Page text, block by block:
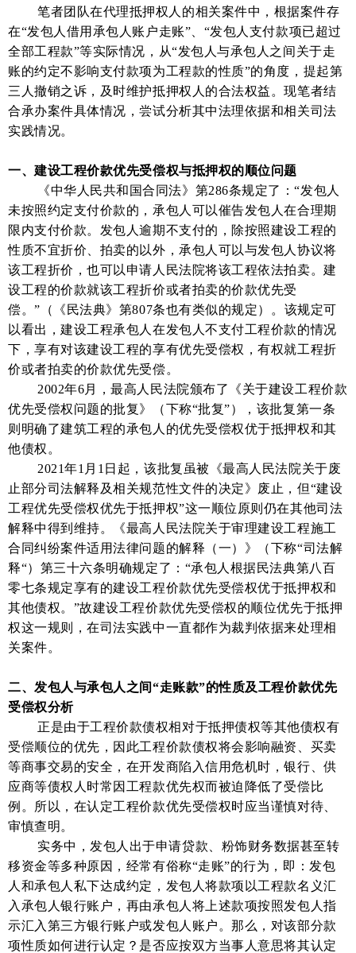
笔者团队在代理抵押权人的相关案件中，根据案件存
在“发包人借用承包人账户走账”、“发包人支付款项已超过
全部工程款”等实际情况，从“发包人与承包人之间关于走
账的约定不影响支付款项为工程款的性质”的角度，提起第
三人撤销之诉，及时维护抵押权人的合法权益。现笔者结
合承办案件具体情况，尝试分析其中法理依据和相关司法
实践情况。
一、建设工程价款优先受偿权与抵押权的顺位问题
《中华人民共和国合同法》第286条规定了：“发包人
未按照约定支付价款的，承包人可以催告发包人在合理期
限内支付价款。发包人逾期不支付的，除按照建设工程的
性质不宜折价、拍卖的以外，承包人可以与发包人协议将
该工程折价，也可以申请人民法院将该工程依法拍卖。建
设工程的价款就该工程折价或者拍卖的价款优先受
偿。”（《民法典》第807条也有类似的规定）。该规定可
以看出，建设工程承包人在发包人不支付工程价款的情况
下，享有对该建设工程的享有优先受偿权，有权就工程折
价或者拍卖的价款优先受偿。
2002年6月，最高人民法院颁布了《关于建设工程价款
优先受偿权问题的批复》（下称“批复”），该批复第一条
则明确了建筑工程的承包人的优先受偿权优于抵押权和其
他债权。
2021年1月1日起，该批复虽被《最高人民法院关于废
止部分司法解释及相关规范性文件的决定》废止，但“建设
工程优先受偿权优先于抵押权”这一顺位原则仍在其他司法
解释中得到维持。《最高人民法院关于审理建设工程施工
合同纠纷案件适用法律问题的解释（一）》（下称“司法解
释“）第三十六条明确规定了：“承包人根据民法典第八百
零七条规定享有的建设工程价款优先受偿权优于抵押权和
其他债权。”故建设工程价款优先受偿权的顺位优先于抵押
权这一规则，在司法实践中一直都作为裁判依据来处理相
关案件。
二、发包人与承包人之间“走账款”的性质及工程价款优先
受偿权分析
正是由于工程价款债权相对于抵押债权等其他债权有
受偿顺位的优先，因此工程价款债权将会影响融资、买卖
等商事交易的安全，在开发商陷入信用危机时，银行、供
应商等债权人时常因工程款优先权而被迫降低了受偿比
例。所以，在认定工程价款优先受偿权时应当谨慎对待、
审慎查明。
实务中，发包人出于申请贷款、粉饰财务数据甚至转
移资金等多种原因，经常有俗称“走账”的行为，即：发包
人和承包人私下达成约定，发包人将款项以工程款名义汇
入承包人银行账户，再由承包人将上述款项按照发包人指
示汇入第三方银行账户或发包人账户。那么，对该部分款
项性质如何进行认定？是否应按双方当事人意思将其认定